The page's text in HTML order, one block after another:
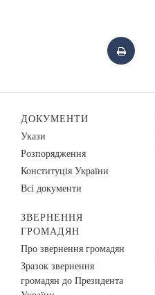
ДОКУМЕНТИ
Укази
Розпорядження
Конституція України
Всі документи
ЗВЕРНЕННЯ
ГРОМАДЯН
Про звернення громадян
Зразок звернення
громадян до Президента